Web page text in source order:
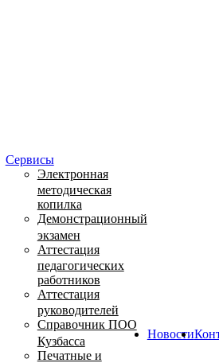
Сервисы
Электронная
методическая
копилка
Демонстрационный
экзамен
Аттестация
педагогических
работников
Аттестация
руководителей
Справочник ПОО
Кузбасса
Печатные и
Новости